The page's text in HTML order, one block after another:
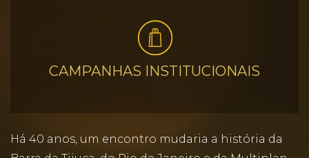
CAMPANHAS INSTITUCIONAIS
Há 40 anos, um encontro mudaria a história da